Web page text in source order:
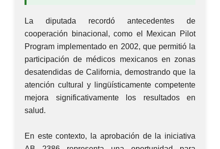
La diputada recordó antecedentes de
cooperación binacional, como el Mexican Pilot
Program implementado en 2002, que permitió la
participación de médicos mexicanos en zonas
desatendidas de California, demostrando que la
atención cultural y lingüísticamente competente
mejora significativamente los resultados en
salud.
En este contexto, la aprobación de la iniciativa